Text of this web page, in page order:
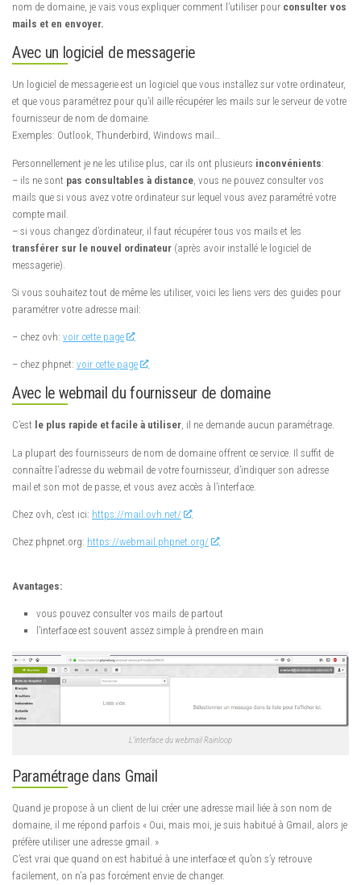
nom de domaine, je vais vous expliquer comment l’utiliser pour consulter vos
mails et en envoyer.
Avec un logiciel de messagerie
Un logiciel de messagerie est un logiciel que vous installez sur votre ordinateur,
et que vous paramétrez pour qu’il aille récupérer les mails sur le serveur de votre
fournisseur de nom de domaine.
Exemples: Outlook, Thunderbird, Windows mail…
Personnellement je ne les utilise plus, car ils ont plusieurs inconvénients:
– ils ne sont pas consultables à distance , vous ne pouvez consulter vos
mails que si vous avez votre ordinateur sur lequel vous avez paramétré votre
compte mail.
– si vous changez d’ordinateur, il faut récupérer tous vos mails et les
transférer sur le nouvel ordinateur (après avoir installé le logiciel de
messagerie).
Si vous souhaitez tout de même les utiliser, voici les liens vers des guides pour
paramétrer votre adresse mail:
– chez ovh: voir cette page
– chez phpnet: voir cette page
Avec le webmail du fournisseur de domaine
C’est le plus rapide et facile à utiliser, il ne demande aucun paramétrage.
La plupart des fournisseurs de nom de domaine offrent ce service. Il suffit de
connaître l’adresse du webmail de votre fournisseur, d’indiquer son adresse
mail et son mot de passe, et vous avez accès à l’interface.
Chez ovh, c’est ici: https://mail.ovh.net/
Chez phpnet.org: https://webmail.phpnet.org/
Avantages:
vous pouvez consulter vos mails de partout
l’interface est souvent assez simple à prendre en main
L’interface du webmail Rainloop
Paramétrage dans Gmail
Quand je propose à un client de lui créer une adresse mail liée à son nom de
domaine, il me répond parfois « Oui, mais moi, je suis habitué à Gmail, alors je
préfère utiliser une adresse gmail. »
C’est vrai que quand on est habitué à une interface et qu’on s’y retrouve
facilement, on n’a pas forcément envie de changer.